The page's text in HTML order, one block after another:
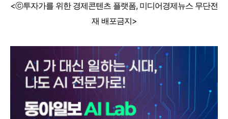
<ⓒ투자가를 위한 경제콘텐츠 플랫폼, 미디어경제뉴스 무단전
재 배포금지>